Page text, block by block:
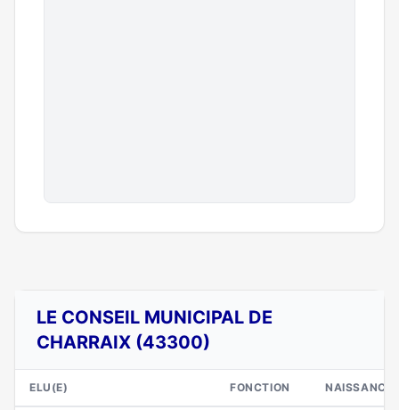
LE CONSEIL MUNICIPAL DE
CHARRAIX (43300)
ELU(E) FONCTION NAISSANCE